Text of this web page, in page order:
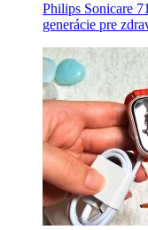
Philips Sonicare
generácie pre